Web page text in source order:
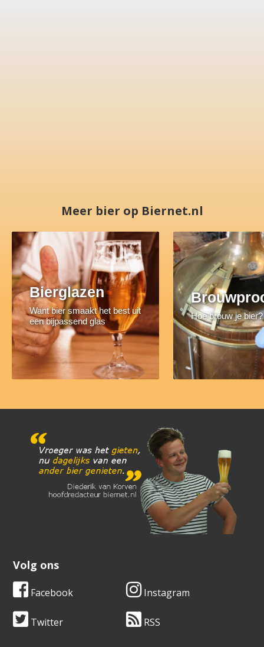
Meer bier op Biernet.nl
Bierglazen
Want bier smaakt het best uit
een bijpassend glas
Hoe brouw je bier?
Volg ons
Facebook Instagram
Twitter RSS